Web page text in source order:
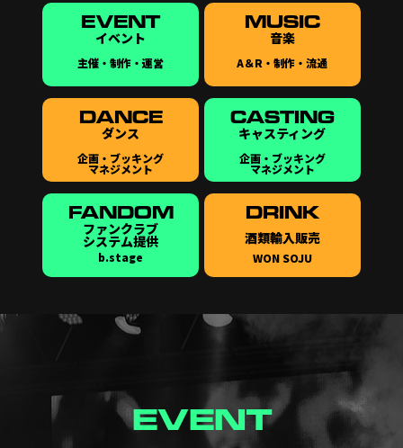
EVENT
イベント
主催・制作・運営
MUSIC
音楽
A＆R・制作・流通
DANCE
ダンス
企画・ブッキング
マネジメント
CASTING
キャスティング
企画・ブッキング
マネジメント
FANDOM
ファンクラブ
システム提供
b.stage
DRINK
酒類輸入販売
WON SOJU
EVENT